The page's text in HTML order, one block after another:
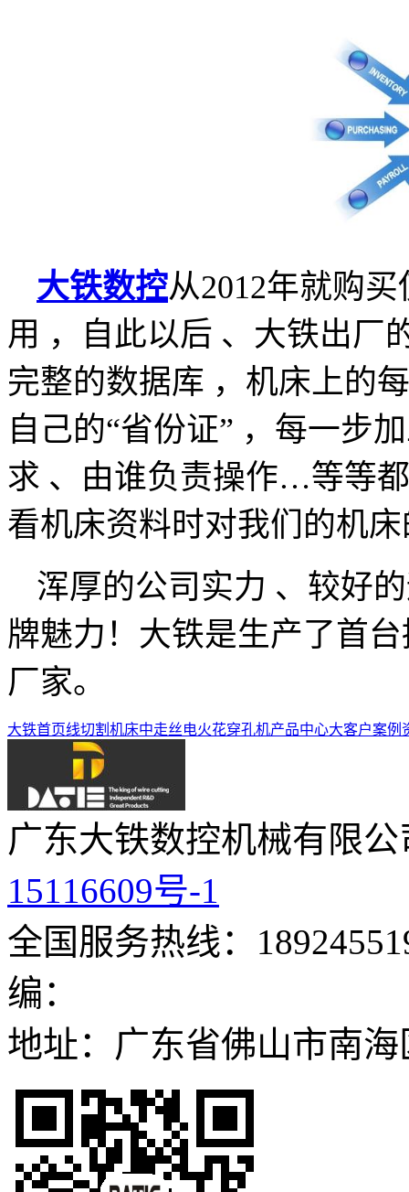
大铁数控从2012年就购买
用 ，自此以后 、大铁出厂
完整的数据库 ，机床上的
自己的“省份证” ，每一步
求 、由谁负责操作…等等
看机床资料时对我们的机
浑厚的公司实力 、较好
牌魅力！大铁是生产了首
厂家。
大铁首页线切割机床中走丝电火花穿孔机产品中心大客户案例
广东大铁数控机械有限公
15116609号-1
全国服务热线：
编：
地址：广东省佛山市南